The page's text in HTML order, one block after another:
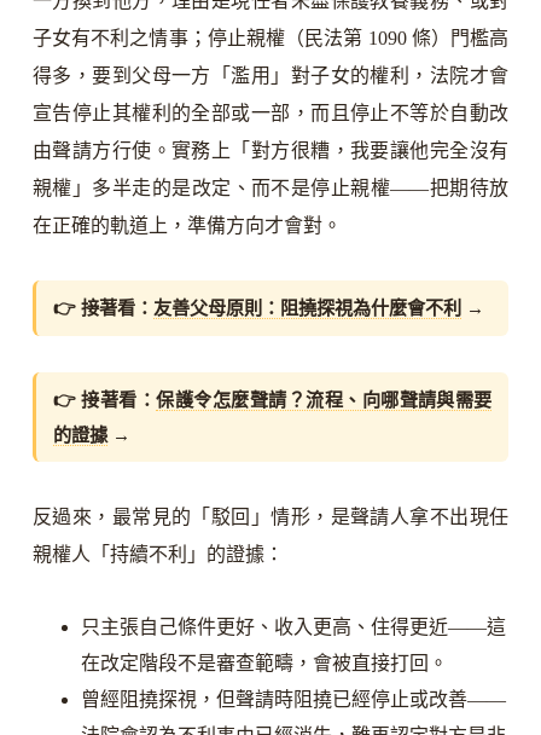
子女有不利之情事；停止親權（民法第 1090 條）門檻高
得多，要到父母一方「濫用」對子女的權利，法院才會
宣告停止其權利的全部或一部，而且停止不等於自動改
由聲請方行使。實務上「對方很糟，我要讓他完全沒有
親權」多半走的是改定、而不是停止親權——把期待放
在正確的軌道上，準備方向才會對。
👉 接著看： 友善父母原則：阻撓探視為什麼會不利 →
👉 接著看：保護令怎麼聲請？流程、向哪聲請與需要
的證據→
反過來，最常見的「駁回」情形，是聲請人拿不出現任
親權人「持續不利」的證據：
只主張自己條件更好、收入更高、住得更近——這
在改定階段不是審查範疇，會被直接打回。
曾經阻撓探視，但聲請時阻撓已經停止或改善——